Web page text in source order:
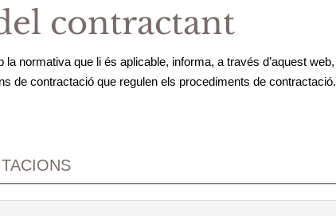
contractant
la normativa que li és aplicable, informa, a través d’aquest web,
de contractació que regulen els procediments de contractació.